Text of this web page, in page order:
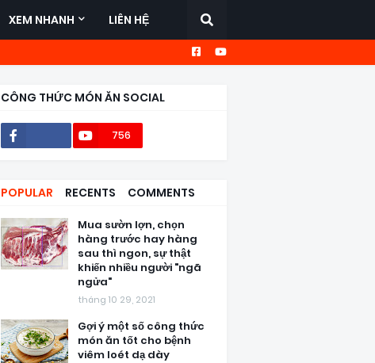
XEM NHANH LIÊN HỆ
CÔNG THỨC MÓN ĂN SOCIAL
756
POPULAR RECENTS COMMENTS
Mua sườn lợn, chọn
hàng trước hay hàng
sau thì ngon, sự thật
khiến nhiều người "ngã
ngửa"
tháng 10 29, 2021
Gợi ý một số công thức
món ăn tốt cho bệnh
viêm loét dạ dày